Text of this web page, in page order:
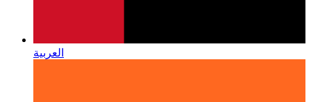
العربية